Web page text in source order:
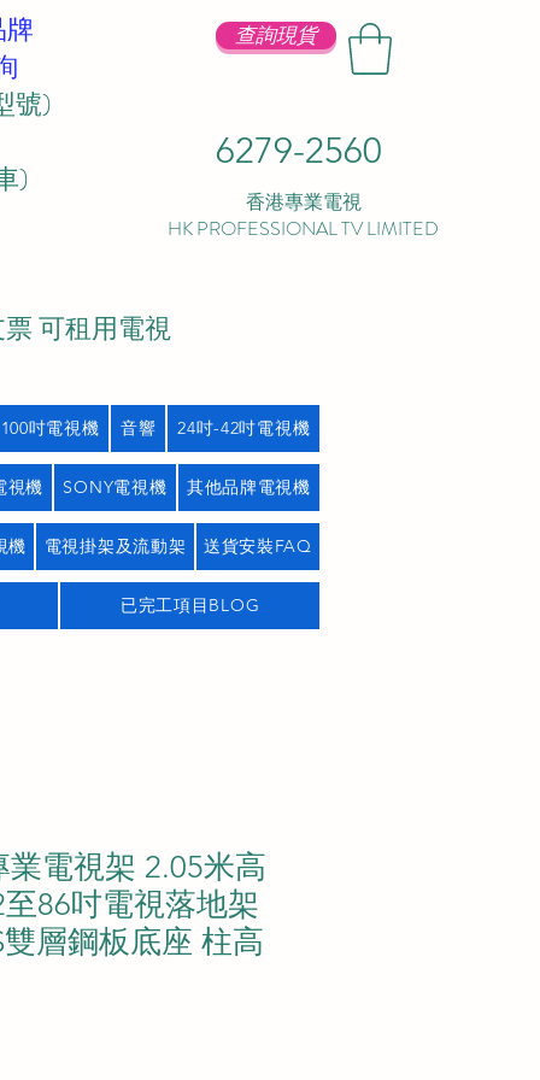
查詢現貨
6279-2560
香港專業電視
HK PROFESSIONAL TV LIMITED
號)
)
可租用電視
吋電視機 音響 24吋-42吋電視機
視機 SONY電視機 其他品牌電視機
機 電視掛架及流動架 送貨安裝FAQ
已完工項目BLOG
業電視架 2.05米高
86吋電視落地架
層鋼板底座 柱高